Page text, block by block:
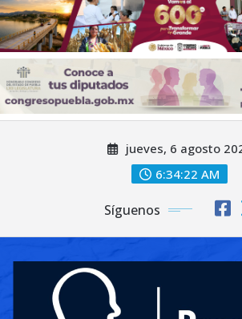
jueves, 6 agosto
6:34:25 AM
Síguenos